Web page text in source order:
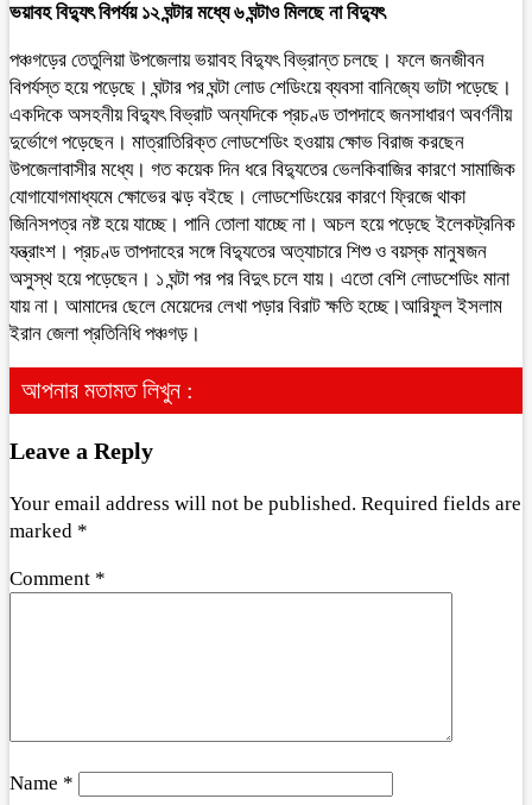
ভয়াবহ বিদ্যুৎ বিপর্যয় ১২ ঘন্টার মধ্যে ৬ ঘন্টাও মিলছে না বিদ্যুৎ
পঞ্চগড়ের তেতুলিয়া উপজেলায় ভয়াবহ বিদ্যুৎ বিভ্রান্ত চলছে। ফলে জনজীবন
বিপর্যস্ত হয়ে পড়েছে। ঘন্টার পর ঘন্টা লোড শেডিংয়ে ব্যবসা বানিজ্যে ভাটা পড়েছে।
একদিকে অসহনীয় বিদ্যুৎ বিভ্রাট অন্যদিকে প্রচণ্ড তাপদাহে জনসাধারণ অবর্ণনীয়
দুর্ভোগে পড়েছেন। মাত্রাতিরিক্ত লোডশেডিং হওয়ায় ক্ষোভ বিরাজ করছেন
উপজেলাবাসীর মধ্যে। গত কয়েক দিন ধরে বিদ্যুতের ভেলকিবাজির কারণে সামাজিক
যোগাযোগমাধ্যমে ক্ষোভের ঝড় বইছে। লোডশেডিংয়ের কারণে ফ্রিজে থাকা
জিনিসপত্র নষ্ট হয়ে যাচ্ছে। পানি তোলা যাচ্ছে না। অচল হয়ে পড়েছে ইলেকট্রনিক
যন্ত্রাংশ। প্রচণ্ড তাপদাহের সঙ্গে বিদ্যুতের অত্যাচারে শিশু ও বয়স্ক মানুষজন
অসুস্থ হয়ে পড়েছেন। ১ ঘন্টা পর পর বিদুৎ চলে যায়। এতো বেশি লোডশেডিং মানা
যায় না। আমাদের ছেলে মেয়েদের লেখা পড়ার বিরাট ক্ষতি হচ্ছে।আরিফুল ইসলাম
ইরান জেলা প্রতিনিধি পঞ্চগড়।
আপনার মতামত লিখুন :
Leave a Reply
Your email address will not be published. Required fields are
marked *
Comment *
Name *